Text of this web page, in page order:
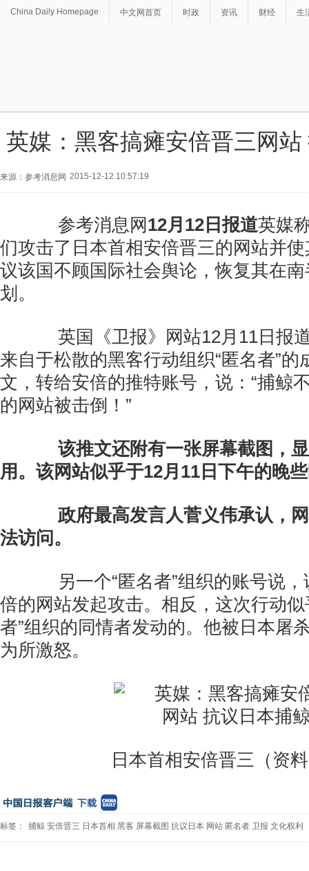
China Daily Homepage 中文网首页 时政 资讯 财经 生
英媒：黑客搞瘫安倍晋三网
来源：参考消息网 2015-12-12 10:57:19
参考消息网12月12日报道英媒
们攻击了日本首相安倍晋三的网站并
议该国不顾国际社会舆论，恢复其在
划。
英国《卫报》网站12月11日报
来自于松散的黑客行动组织“匿名者”的
文，转给安倍的推特账号，说：“捕鲸
的网站被击倒！”
该推文还附有一张屏幕截图，
用。该网站似乎于12月11日下午的晚
政府最高发言人菅义伟承认，
法访问。
另一个“匿名者”组织的账号说，
倍的网站发起攻击。相反，这次行动似
者”组织的同情者发动的。他被日本屠
为所激怒。
日本首相安倍晋三（资
标签： 捕鲸 安倍晋三 日本首相 黑客 屏幕截图 抗议日本 网站 匿名者 卫报 文化权利